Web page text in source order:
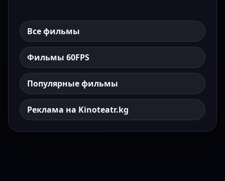
Все фильмы
Фильмы 60FPS
Популярные фильмы
Реклама на Kinoteatr.kg